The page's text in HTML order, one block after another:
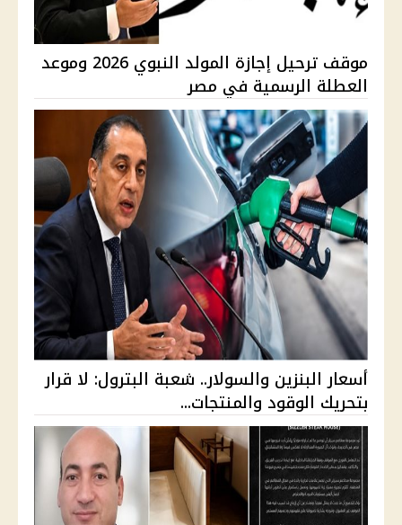
موقف ترحيل إجازة المولد النبوي 2026 وموعد
العطلة الرسمية في مصر
أسعار البنزين والسولار.. شعبة البترول: لا قرار
بتحريك الوقود والمنتجات...